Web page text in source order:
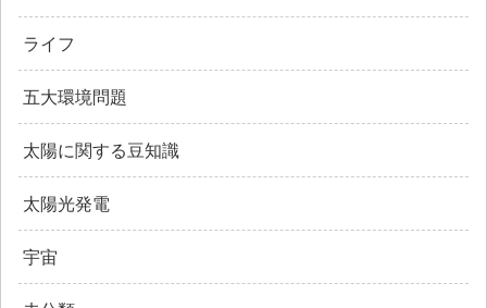
ライフ
五大環境問題
太陽に関する豆知識
太陽光発電
宇宙